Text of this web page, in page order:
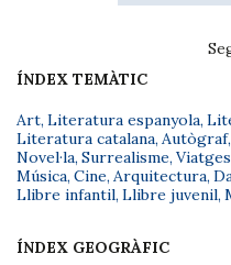
ÍNDEX TEMÀTIC
Art, Literatura espanyola,
Literatura catalana, Autògraf,
Novel·la, Surrealisme, Viatges
Música, Cine, Arquitectura,
Llibre infantil, Llibre juvenil,
ÍNDEX GEOGRÀFIC